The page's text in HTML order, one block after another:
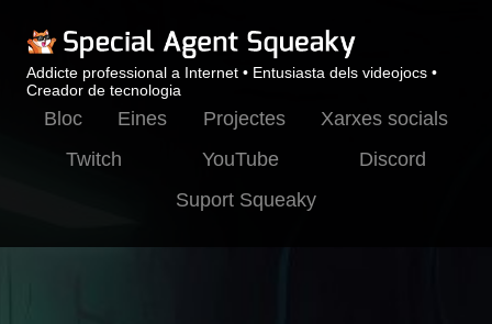
Addicte professional a Internet • Entusiasta dels videojocs •
Creador de tecnologia
Bloc Eines Projectes
Xarxes socials
Twitch
YouTube
Discord
Suport Squeaky